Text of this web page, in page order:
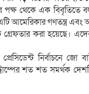
থেকে এক বিবৃতিতে
আমেরিকার গণতন্ত্র এবং
করা হয়েছে।
নির্বাচনে
শত শত সমর্থক